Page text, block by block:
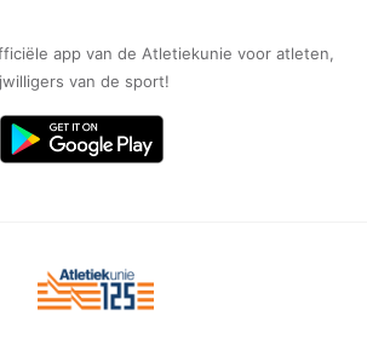
app van de Atletiekunie voor atleten,
van de sport!